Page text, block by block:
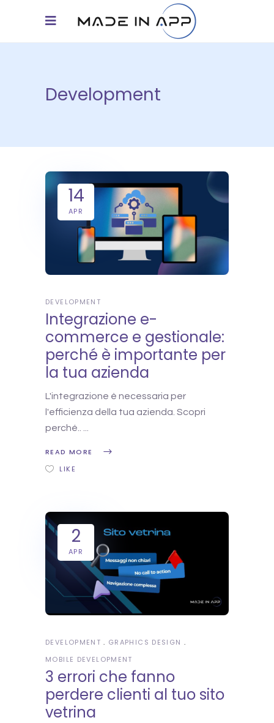
Development
14
APR
DEVELOPMENT
Integrazione e-
commerce e gestionale:
perché è importante per
la tua azienda
L'integrazione è necessaria per
l'efficienza della tua azienda. Scopri
perché..
READ MORE
LIKE
2
APR
DEVELOPMENT
GRAPHICS DESIGN
MOBILE DEVELOPMENT
3 errori che fanno
perdere clienti al tuo sito
vetrina